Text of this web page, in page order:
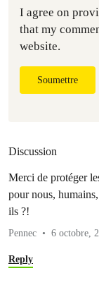
I agree on
that my
website.
Soumettre
Discussion
Merci de protéger
pour nous,
ils ?!
Pennec 6 octobre,
Reply